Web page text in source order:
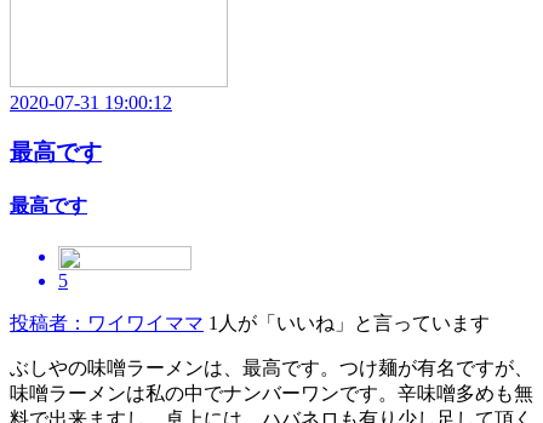
2020-07-31 19:00:12
最高です
最高です
5
投稿者：ワイワイママ 1人が「いいね」と言っています
ぶしやの味噌ラーメンは、最高です。つけ麺が有名ですが、
味噌ラーメンは私の中でナンバーワンです。辛味噌多めも無
料で出来ますし、卓上には、ハバネロも有り少し足して頂く